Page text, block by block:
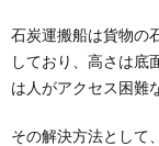
石炭運搬船は貨物の
しており、高さは底
は人がアクセス困難
その解決方法として